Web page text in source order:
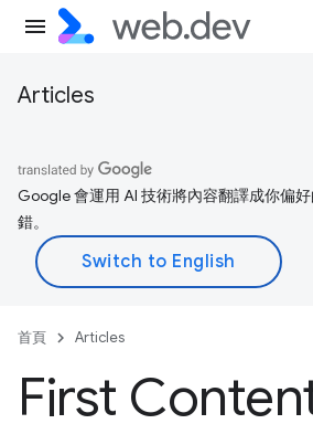
Articles
Google 會運用 AI 技術將內容翻譯成你偏
錯。
首頁 Articles
First